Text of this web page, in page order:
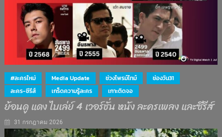
#ละครใหม่ Media Update ช่วงไพรม์ไทม์
ช่องวัน31
ละคร-ซีรีส์
เกร็ดความรู้ละคร เกาะติดจอ
ย้อนดู แดง ไบเล่ย์ 4 เวอร์ชั่น หนัง ละครเพลง และซีรีส์
31 กรกฎาคม 2026